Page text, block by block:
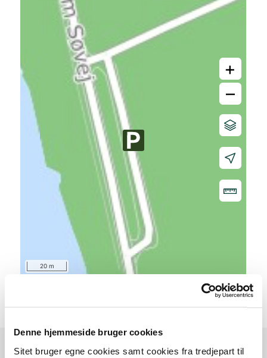
Denne hjemmeside bruger cookies
Sitet bruger egne cookies samt cookies fra tredjepart til
+
–
20 m